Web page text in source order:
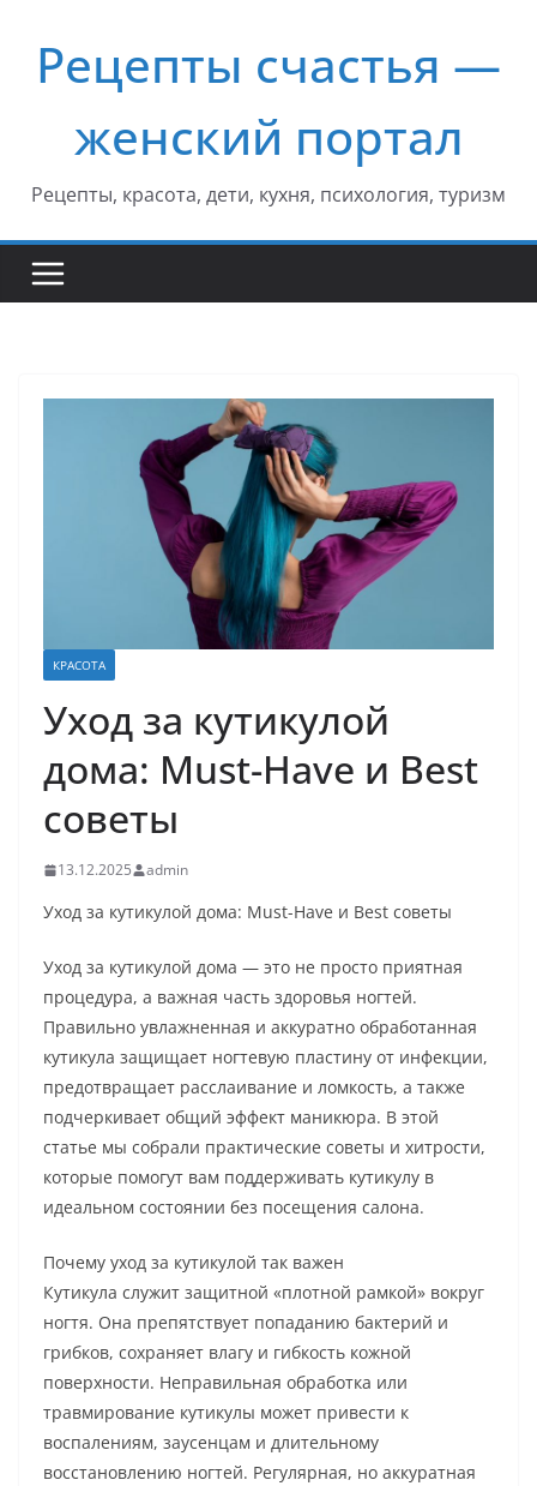
содержимому
Рецепты счастья —
женский портал
Рецепты, красота, дети, кухня, психология, туризм
КРАСОТА
Уход за кутикулой
дома: Must-Have и Best
советы
13.12.2025 admin
Уход за кутикулой дома: Must-Have и Best советы
Уход за кутикулой дома — это не просто приятная
процедура, а важная часть здоровья ногтей.
Правильно увлажненная и аккуратно обработанная
кутикула защищает ногтевую пластину от инфекции,
предотвращает расслаивание и ломкость, а также
подчеркивает общий эффект маникюра. В этой
статье мы собрали практические советы и хитрости,
которые помогут вам поддерживать кутикулу в
идеальном состоянии без посещения салона.
Почему уход за кутикулой так важен
Кутикула служит защитной «плотной рамкой» вокруг
ногтя. Она препятствует попаданию бактерий и
грибков, сохраняет влагу и гибкость кожной
поверхности. Неправильная обработка или
травмирование кутикулы может привести к
воспалениям, заусенцам и длительному
восстановлению ногтей. Регулярная, но аккуратная